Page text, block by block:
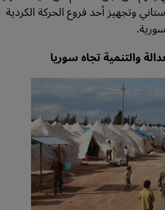
وتجهيز أحد فروع الحركة الكردية
والتنمية تجاه سوريا